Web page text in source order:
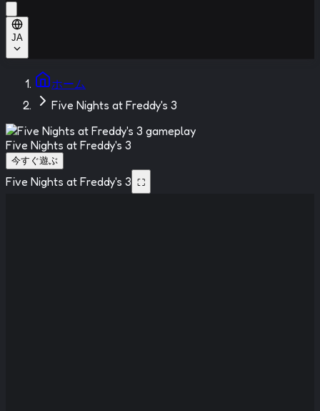
JA
ホーム
Five Nights at Freddy's 3
Five Nights at Freddy's 3
今すぐ遊ぶ
Five Nights at Freddy's 3 ⛶